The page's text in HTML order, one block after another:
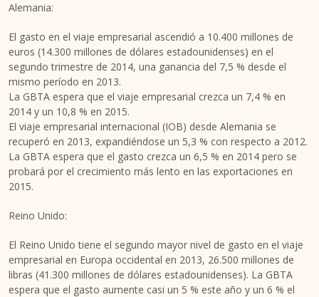
Alemania:
El gasto en el viaje empresarial ascendió a 10.400 millones de
euros (14.300 millones de dólares estadounidenses) en el
segundo trimestre de 2014, una ganancia del 7,5 % desde el
mismo período en 2013.
La GBTA espera que el viaje empresarial crezca un 7,4 % en
2014 y un 10,8 % en 2015.
El viaje empresarial internacional (IOB) desde Alemania se
recuperó en 2013, expandiéndose un 5,3 % con respecto a 2012.
La GBTA espera que el gasto crezca un 6,5 % en 2014 pero se
probará por el crecimiento más lento en las exportaciones en
2015.
Reino Unido:
El Reino Unido tiene el segundo mayor nivel de gasto en el viaje
empresarial en Europa occidental en 2013, 26.500 millones de
libras (41.300 millones de dólares estadounidenses). La GBTA
espera que el gasto aumente casi un 5 % este año y un 6 % el